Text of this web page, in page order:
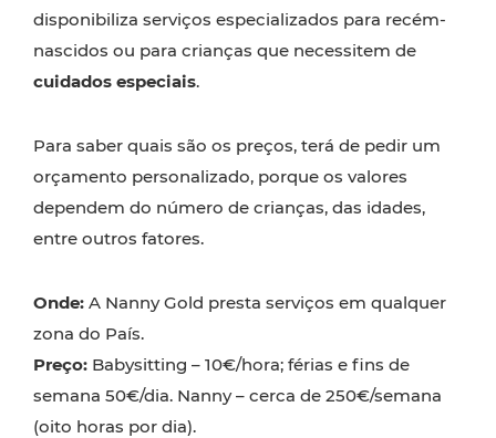
disponibiliza serviços especializados para recém-
nascidos ou para crianças que necessitem de
cuidados especiais.
Para saber quais são os preços, terá de pedir um
orçamento personalizado, porque os valores
dependem do número de crianças, das idades,
entre outros fatores.
Onde: A Nanny Gold presta serviços em qualquer
zona do País.
Preço: Babysitting – 10€/hora; férias e fins de
semana 50€/dia. Nanny – cerca de 250€/semana
(oito horas por dia).